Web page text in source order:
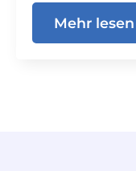
Mehr lesen